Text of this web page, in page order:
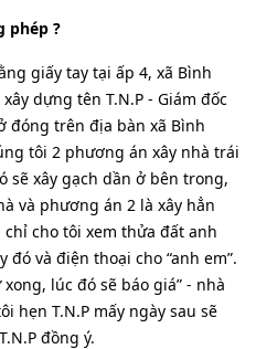
phép ?
giấy tay tại ấp 4, xã Bình
dựng tên T.N.P - Giám đốc
đóng trên địa bàn xã Bình
tôi 2 phương án xây nhà trái
sẽ xây gạch dần ở bên trong,
và phương án 2 là xây hẳn
chỉ cho tôi xem thửa đất anh
và điện thoại cho “anh em”.
xong, lúc đó sẽ báo giá” - nhà
hẹn T.N.P mấy ngày sau sẽ
đồng ý.